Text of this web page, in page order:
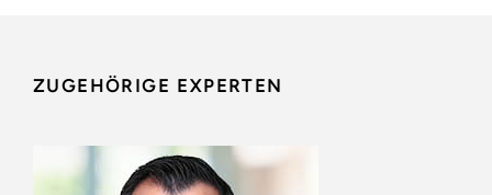
ZUGEHÖRIGE EXPERTEN